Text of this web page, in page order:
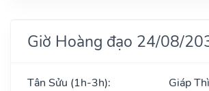
Giờ Hoàng đạo 24/08/
Tân Sửu (1h-3h):
Giáp